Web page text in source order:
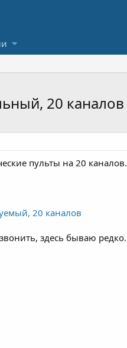
20 каналов
пульты на 20 каналов.
20 каналов
здесь бываю редко.